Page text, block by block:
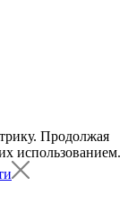
Продолжая
использованием.